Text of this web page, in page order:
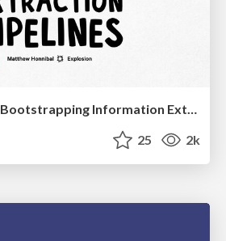
Practical Tips for Bootstrapping Information Extraction Pipelines
25 2k